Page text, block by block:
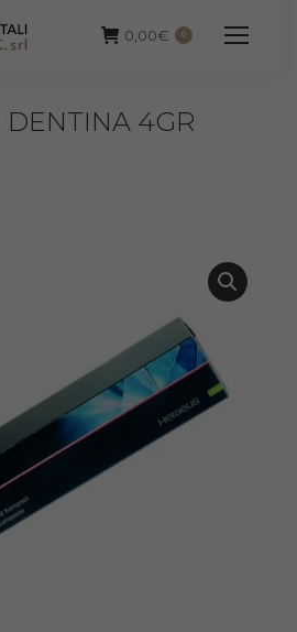
0,00€ 0
DENTINA 4GR